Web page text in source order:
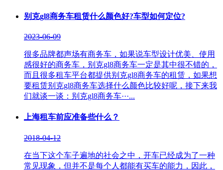
别克gl8商务车租赁什么颜色好?车型如何定位?
2023-06-09
很多品牌都声场有商务车，如果说车型设计优美、使用
感很好的商务车，别克gl8商务车一定是其中很不错的，
而且很多租车平台都提供别克gl8商务车的租赁，如果想
要租赁别克gl8商务车选择什么颜色比较好呢，接下来我
们就谈一谈：别克gl8商务车···...
上海租车前应准备些什么？
2018-04-12
在当下这个车子遍地的社会之中，开车已经成为了一种
常见现象，但并不是每个人都能有买车的能力，因此，